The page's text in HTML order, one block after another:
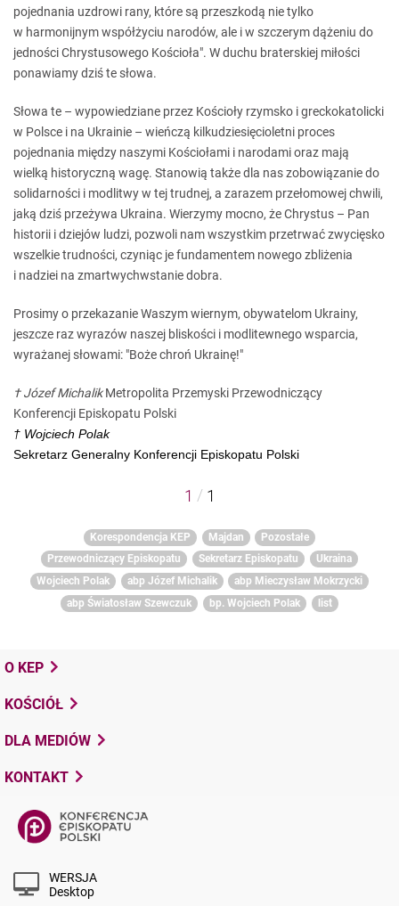
pojednania uzdrowi rany, które są przeszkodą nie tylko
w harmonijnym współżyciu narodów, ale i w szczerym dążeniu do
jedności Chrystusowego Kościoła". W duchu braterskiej miłości
ponawiamy dziś te słowa.
Słowa te – wypowiedziane przez Kościoły rzymsko i greckokatolicki
w Polsce i na Ukrainie – wieńczą kilkudziesięcioletni proces
pojednania między naszymi Kościołami i narodami oraz mają
wielką historyczną wagę. Stanowią także dla nas zobowiązanie do
solidarności i modlitwy w tej trudnej, a zarazem przełomowej chwili,
jaką dziś przeżywa Ukraina. Wierzymy mocno, że Chrystus – Pan
historii i dziejów ludzi, pozwoli nam wszystkim przetrwać zwycięsko
wszelkie trudności, czyniąc je fundamentem nowego zbliżenia
i nadziei na zmartwychwstanie dobra.
Prosimy o przekazanie Waszym wiernym, obywatelom Ukrainy,
jeszcze raz wyrazów naszej bliskości i modlitewnego wsparcia,
wyrażanej słowami: "Boże chroń Ukrainę!"
† Józef MichalikMetropolita Przemyski Przewodniczący
Konferencji Episkopatu Polski
† Wojciech Polak
Sekretarz Generalny Konferencji Episkopatu Polski
1 / 1
Korespondencja KEP Majdan
Pozostałe
Przewodniczący Episkopatu
Sekretarz Episkopatu
Ukraina
Wojciech Polak
abp Józef Michalik
abp Mieczysław Mokrzycki
abp Światosław Szewczuk
bp. Wojciech Polak list
O KEP
KOŚCIÓŁ
DLA MEDIÓW
KONTAKT
WERSJA
Desktop